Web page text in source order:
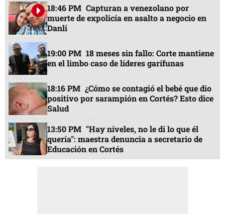
18:46 PM Capturan a venezolano por
muerte de expolicía en asalto a negocio en
Danlí
19:00 PM 18 meses sin fallo: Corte mantiene
en el limbo caso de líderes garífunas
18:16 PM ¿Cómo se contagió el bebé que dio
positivo por sarampión en Cortés? Esto dice
Salud
13:50 PM "Hay niveles, no le di lo que él
quería": maestra denuncia a secretario de
Educación en Cortés